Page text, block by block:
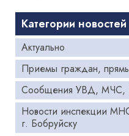
Категории новостей
Актуально
Приемы граждан,
Сообщения УВД, МЧС,
Новости инспекции
г. Бобруйску